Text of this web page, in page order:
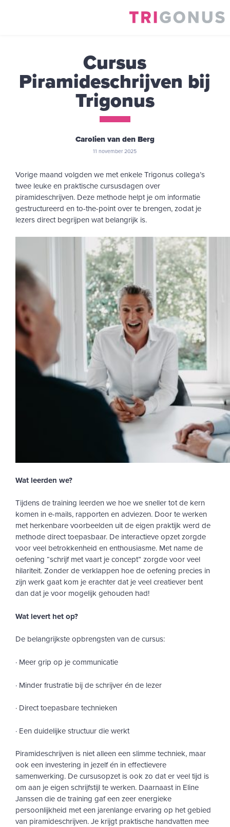
Cursus
Piramideschrijven bij
Trigonus
Carolien van den Berg
11 november 2025
Vorige maand volgden we met enkele Trigonus collega’s
twee leuke en praktische cursusdagen over
piramideschrijven. Deze methode helpt je om informatie
gestructureerd en to-the-point over te brengen, zodat je
lezers direct begrijpen wat belangrijk is.
Wat leerden we?
Tijdens de training leerden we hoe we sneller tot de kern
komen in e-mails, rapporten en adviezen. Door te werken
met herkenbare voorbeelden uit de eigen praktijk werd de
methode direct toepasbaar. De interactieve opzet zorgde
voor veel betrokkenheid en enthousiasme. Met name de
oefening “schrijf met vaart je concept” zorgde voor veel
hilariteit. Zonder de verklappen hoe de oefening precies in
zijn werk gaat kom je erachter dat je veel creatiever bent
dan dat je voor mogelijk gehouden had!
Wat levert het op?
De belangrijkste opbrengsten van de cursus:
· Meer grip op je communicatie
· Minder frustratie bij de schrijver én de lezer
· Direct toepasbare technieken
· Een duidelijke structuur die werkt
Piramideschrijven is niet alleen een slimme techniek, maar
ook een investering in jezelf én in effectievere
samenwerking. De cursusopzet is ook zo dat er veel tijd is
om aan je eigen schrijfstijl te werken. Daarnaast in Eline
Janssen die de training gaf een zeer energieke
persoonlijkheid met een jarenlange ervaring op het gebied
van piramideschrijven. Je krijgt praktische handvatten mee